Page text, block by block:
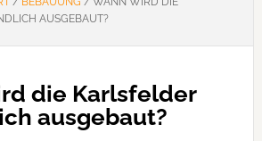
AUSGEBAUT?
die Karlsfelder
ausgebaut?